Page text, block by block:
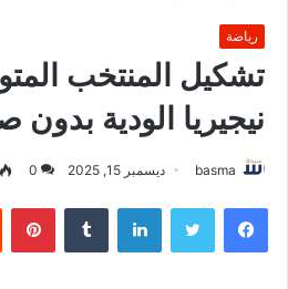
رياضة
تشكيل المنتخب
نيجيريا الودية
basma ديسمبر 15, 2025 0
فيسبوك تويتر لينكدإن